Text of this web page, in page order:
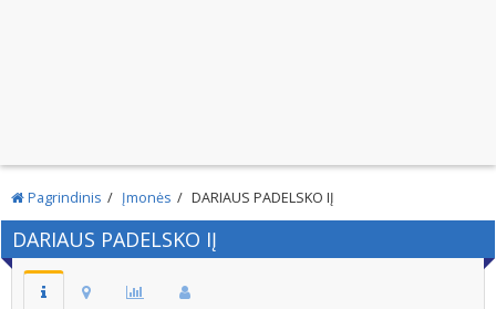
Pagrindinis Įmonės DARIAUS PADELSKO IĮ
DARIAUS PADELSKO IĮ